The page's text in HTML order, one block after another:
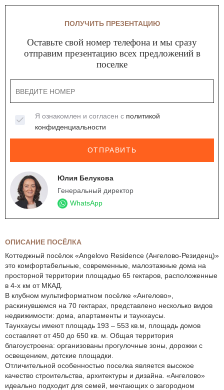
ПОЛУЧИТЬ ПРЕЗЕНТАЦИЮ
Оставьте свой номер телефона и мы сразу
отправим презентацию всех предложений в
поселке
Я ознакомлен и согласен с политикой
конфиденциальности
ОТПРАВИТЬ
Юлия Белукова
Генеральный директор
WhatsApp
ОПИСАНИЕ ПОСЁЛКА
Коттеджный посёлок «Angelovo Residence (Ангелово-Резиденц)»
это комфортабельные, современные, малоэтажные дома на
просторной территории площадью 65 гектаров, расположенные
в 4-х км от МКАД.
В клубном мультиформатном посёлке «Ангелово»,
раскинувшемся на 70 гектарах, представлено несколько видов
недвижимости: дома, апартаменты и таунхаусы.
Таунхаусы имеют площадь 193 – 553 кв.м, площадь домов
составляет от 450 до 650 кв. м. Общая территория
благоустроена: организованы прогулочные зоны, дорожки с
освещением, детские площадки.
Отличительной особенностью поселка является высокое
качество строительства, архитектуры и дизайна. «Ангелово»
идеально подходит для семей, мечтающих о загородном